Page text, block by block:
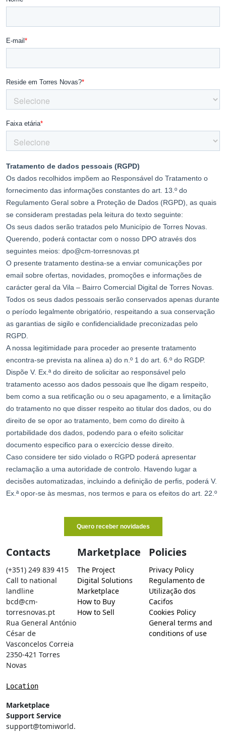
Contacts
(+351) 249 839 415
Call to national
landline
bcd@cm-
torresnovas.pt
Rua General António
César de
Vasconcelos Correia
2350-421 Torres
Novas
Location
Marketplace
Support Service
support@tomiworld.
Marketplace
The Project
Digital Solutions
Marketplace
How to Buy
How to Sell
Policies
Privacy Policy
Regulamento de
Utilização dos
Cacifos
Cookies Policy
General terms and
conditions of use